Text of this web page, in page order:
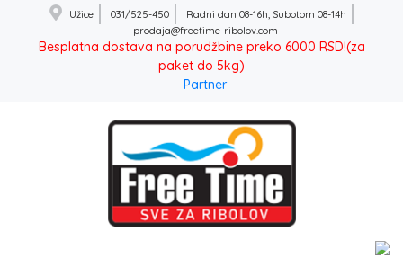
Užice 031/525-450
Radni dan 08-16h, Subotom 08-14h
prodaja@freetime-ribolov.com
Besplatna dostava na porudžbine preko 6000 RSD!(za
paket do 5kg)
Partner